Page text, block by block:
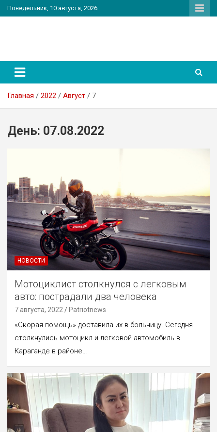
Перейти
к
Понедельник, 10 августа, 2026
Главная 2022 Август 7
День: 07.08.2022
НОВОСТИ
Мотоциклист столкнулся с легковым
авто: пострадали два человека
7 августа, 2022 Patriotnews
«Скорая помощь» доставила их в больницу. Сегодня
столкнулись мотоцикл и легковой автомобиль в
Караганде в районе…